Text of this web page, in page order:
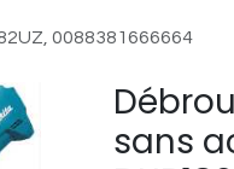
0088381666664
sans